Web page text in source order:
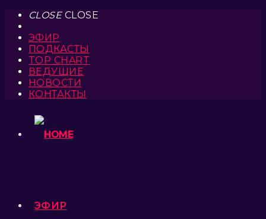
CLOSECLOSE
ЭФИР
ПОДКАСТЫ
TOP CHART
ВЕДУЩИЕ
НОВОСТИ
КОНТАКТЫ
ЭФИР